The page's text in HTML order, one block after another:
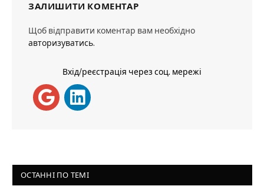
ЗАЛИШИТИ КОМЕНТАР
Щоб відправити коментар вам необхідно
авторизуватись.
Вхід/реєстрація через соц. мережі
ОСТАННІ ПО ТЕМІ